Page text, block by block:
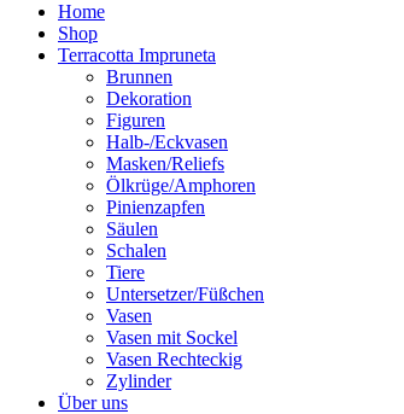
Home
Shop
Terracotta Impruneta
Brunnen
Dekoration
Figuren
Halb-/Eckvasen
Masken/Reliefs
Ölkrüge/Amphoren
Pinienzapfen
Säulen
Schalen
Tiere
Untersetzer/Füßchen
Vasen
Vasen mit Sockel
Vasen Rechteckig
Zylinder
Über uns